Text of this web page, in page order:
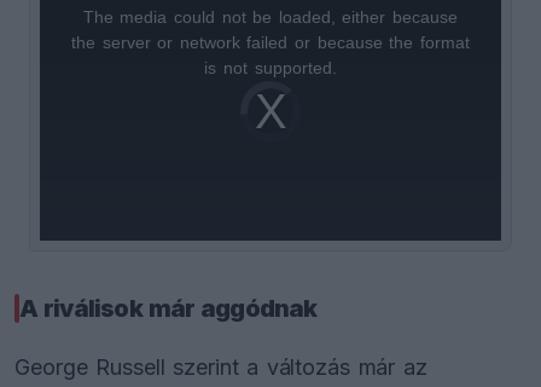
Video
Player
loading.
The media could not be loaded, either because
the server or network failed or because the format
is not supported.
A riválisok már aggódnak
George Russell szerint a változás már az